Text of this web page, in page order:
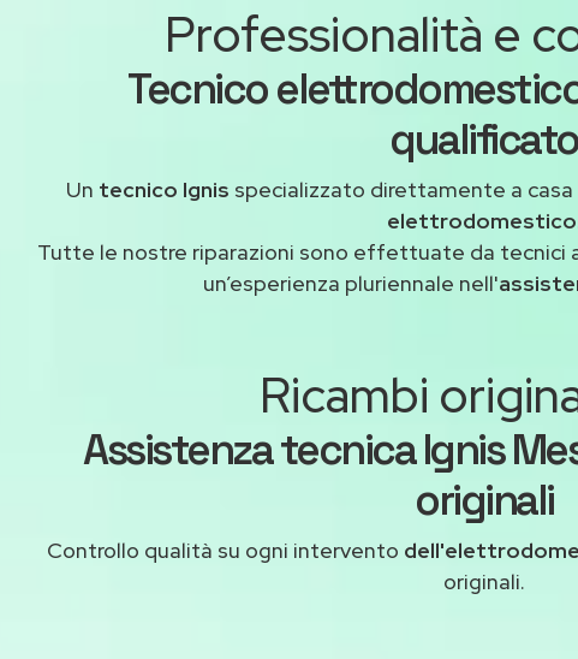
Professionalità e
Tecnico
qualificato
Un tecnico Ignis specializzato direttamente a casa
elettrodomestico
Tutte le nostre riparazioni sono effettuate da tecnici
un’esperienza pluriennale nell'
Ricambi
Assistenza tecnica Ignis
originali
Controllo qualità su ogni intervento
originali.